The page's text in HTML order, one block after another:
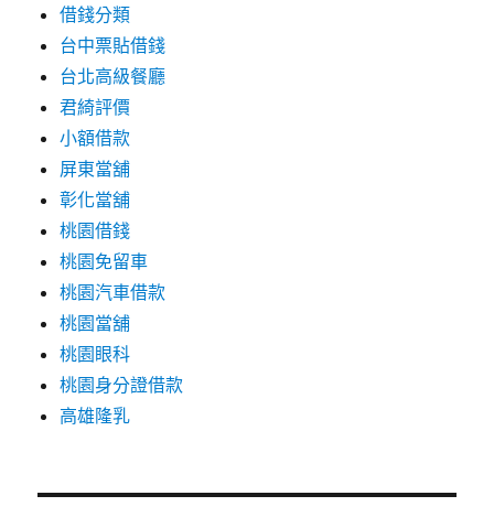
借錢分類
台中票貼借錢
台北高級餐廳
君綺評價
小額借款
屏東當舖
彰化當舖
桃園借錢
桃園免留車
桃園汽車借款
桃園當舖
桃園眼科
桃園身分證借款
高雄隆乳